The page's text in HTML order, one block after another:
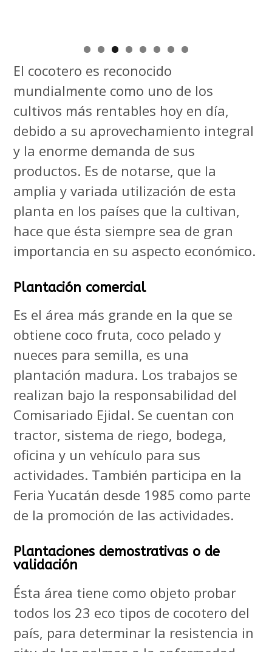
El cocotero es reconocido
mundialmente como uno de los
cultivos más rentables hoy en día,
debido a su aprovechamiento integral
y la enorme demanda de sus
productos. Es de notarse, que la
amplia y variada utilización de esta
planta en los países que la cultivan,
hace que ésta siempre sea de gran
importancia en su aspecto económico.
Plantación comercial
Es el área más grande en la que se
obtiene coco fruta, coco pelado y
nueces para semilla, es una
plantación madura. Los trabajos se
realizan bajo la responsabilidad del
Comisariado Ejidal. Se cuentan con
tractor, sistema de riego, bodega,
oficina y un vehículo para sus
actividades. También participa en la
Feria Yucatán desde 1985 como parte
de la promoción de las actividades.
Plantaciones demostrativas o de
validación
Ésta área tiene como objeto probar
todos los 23 eco tipos de cocotero del
país, para determinar la resistencia in